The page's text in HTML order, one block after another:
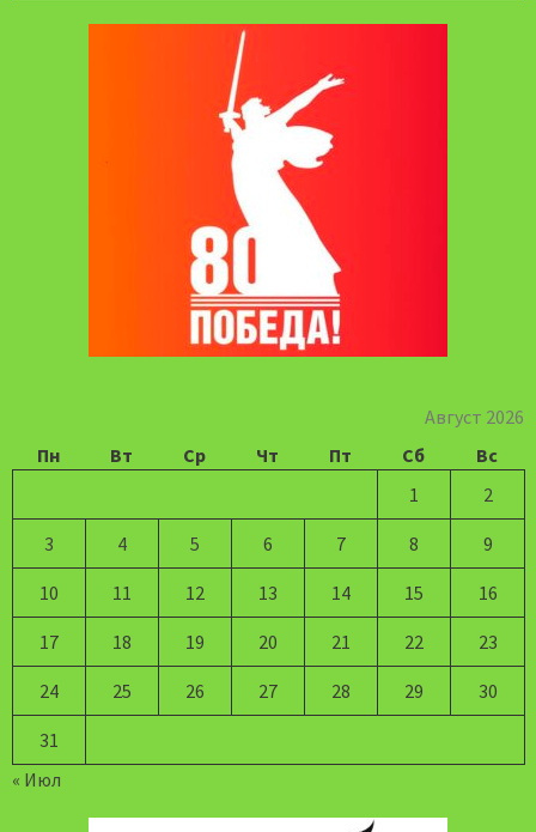
Август 2026
Пн
Вт Ср Чт Пт Сб
Вс
1
2
3 4 5 6 7 8 9
10 11 12 13 14 15 16
17 18 19 20 21 22 23
24 25 26 27 28 29 30
31
« Июл